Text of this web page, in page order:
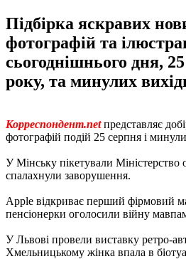
Підбірка яскравих
фотографій та
сьогоднішнього дня,
року, та минулих
Корреспондент.netпредставляє
фотографій подій 25 серпня і
У Мінську пікетували Міністерство
спалахнули заворушення.
Apple відкриває перший фірмовий
пенсіонерки оголосили війну
У Львові провели виставку ретро-
Хмельницькому жінка впала в